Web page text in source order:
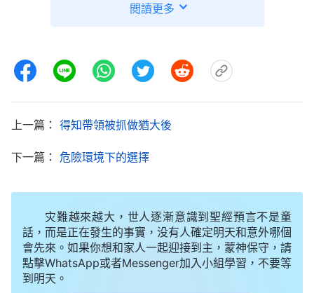
工作，發現問題也不説，對你不是哄就是商量，這是
你。他縱容你作惡，縱容你違背原則為所欲為，這是
把你往火坑裏推，這不是一個負責任的合格的帶領。
反之，如果帶領能時常地監督你，發現你工作中的問
題能够及時地提醒或者指責揭露，對你錯誤的追求與
盡本分中的偏差能及時地給予指正、幫助，在他的監
變了，一些謬妄的觀點放下了，自己的想法、出于血
氣的東西逐漸地少了，能够心平氣和地接受正確的合
乎真理原則的説法、觀點了，這對你是不是有好處
啊？這益處就太大了！」《話・卷五 帶領工人的職
責・帶領工人的職責（七）》
閲讀更多
上一篇： 得知帶領被抓做猶大後
下一篇： 危險環境下的選擇
灾難越來越大，世人逐漸意識到聖經預言不是童
話，而是正在發生的事實，没有人確定明天和意外哪個
會先來。如果你想和家人一起迎接到主，蒙神保守，請
點擊WhatsApp或者Messenger加入小組學習，不要等
到明天。